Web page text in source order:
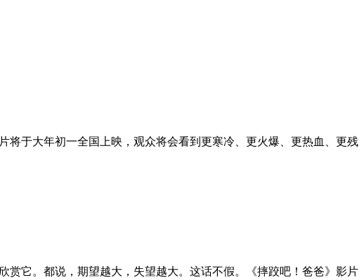
于大年初一全国上映，观众将会看到更寒冷、更火爆、更热血、更残
赏它。都说，期望越大，失望越大。这话不假。《摔跤吧！爸爸》影片